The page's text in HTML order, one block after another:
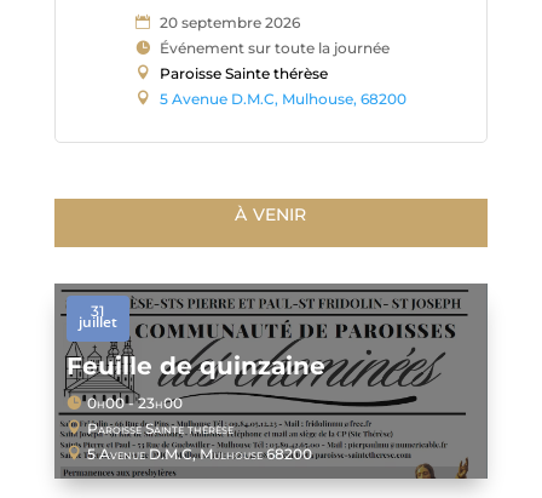
20 septembre 2026
Événement sur toute la journée
Paroisse Sainte thérèse
5 Avenue D.M.C, Mulhouse, 68200
à venir
31
juillet
Feuille de quinzaine
0h00 - 23h00
Paroisse Sainte thérèse
5 Avenue D.M.C, Mulhouse 68200